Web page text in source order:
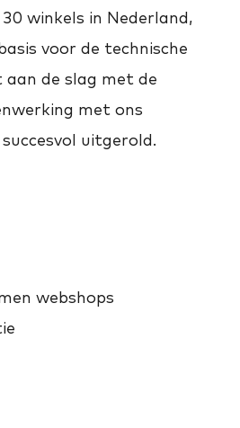
winkels in Nederland,
voor de technische
de slag met de
met ons
uitgerold.
webshops